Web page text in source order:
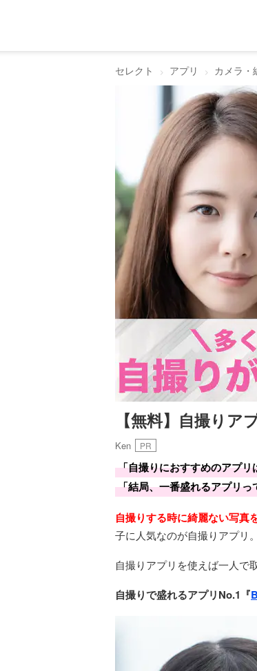
セレクト アプリ カメラ・
【無料】自撮り
Ken PR
「自撮りにおすすめのアプリ
「結局、一番盛れるアプリっ
自撮りする時に綺麗ない写真
子に人気なのが自撮りアプリ。
自撮りアプリを使えば一人で
自撮りで盛れるアプリNo.1『